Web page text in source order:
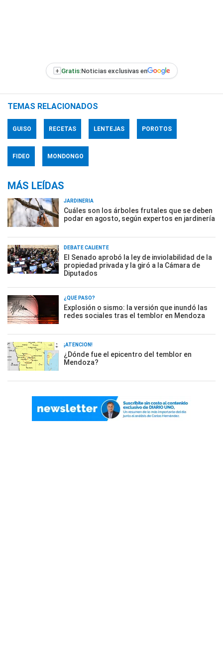
+ Gratis:Noticias exclusivas en
TEMAS RELACIONADOS
GUISO RECETAS LENTEJAS POROTOS
FIDEO MONDONGO
MÁS LEÍDAS
JARDINERÍA
Cuáles son los árboles frutales que se deben
podar en agosto, según expertos en jardinería
DEBATE CALIENTE
El Senado aprobó la ley de inviolabilidad de la
propiedad privada y la giró a la Cámara de
Diputados
¿QUÉ PASÓ?
Explosión o sismo: la versión que inundó las
redes sociales tras el temblor en Mendoza
¡ATENCIÓN!
¿Dónde fue el epicentro del temblor en
Mendoza?